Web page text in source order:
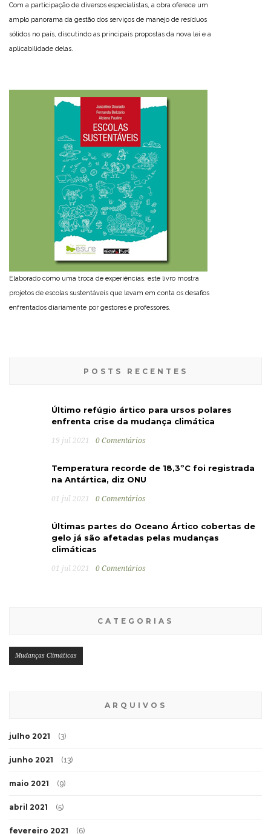
Com a participação de diversos especialistas, a obra oferece um
amplo panorama da gestão dos serviços de manejo de resíduos
sólidos no país, discutindo as principais propostas da nova lei e a
aplicabilidade delas.
Elaborado como uma troca de experiências, este livro mostra
projetos de escolas sustentáveis que levam em conta os desafios
enfrentados diariamente por gestores e professores.
POSTS RECENTES
Último refúgio ártico para ursos polares
enfrenta crise da mudança climática
19 jul 2021 0 Comentários
Temperatura recorde de 18,3ºC foi registrada
na Antártica, diz ONU
01 jul 2021 0 Comentários
Últimas partes do Oceano Ártico cobertas de
gelo já são afetadas pelas mudanças
climáticas
01 jul 2021 0 Comentários
CATEGORIAS
Mudanças Climáticas
ARQUIVOS
julho 2021 (3)
junho 2021 (13)
maio 2021 (9)
abril 2021 (5)
fevereiro 2021 (6)